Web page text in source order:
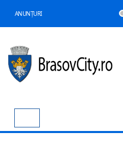
ANUNȚURI